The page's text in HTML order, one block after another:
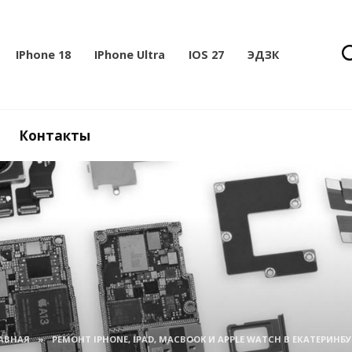
IPhone 18 IPhone Ultra IOS 27 ЭДЗК
Контакты
» РЕМОНТ IPHONE, IPAD, MACBOOK И APPLE WATCH В